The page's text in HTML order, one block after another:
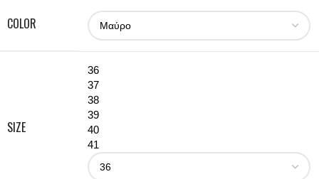
COLOR
SIZE
36
37
38
39
40
41